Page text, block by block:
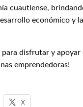
cuautlense,
económico y
para disfrutar y
emprendedoras!
X